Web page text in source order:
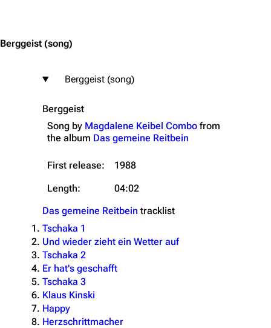
Berggeist (song)
Berggeist (song)
Berggeist
Song by Magdalene Keibel Combo from
the album Das gemeine Reitbein
First release:
1988
Length:
04:02
Das gemeine Reitbein tracklist
Tschaka 1
Und wieder zieht ein Wetter auf
Tschaka 2
Er hat's geschafft
Tschaka 3
Klaus Kinski
Happy
Herzschrittmacher